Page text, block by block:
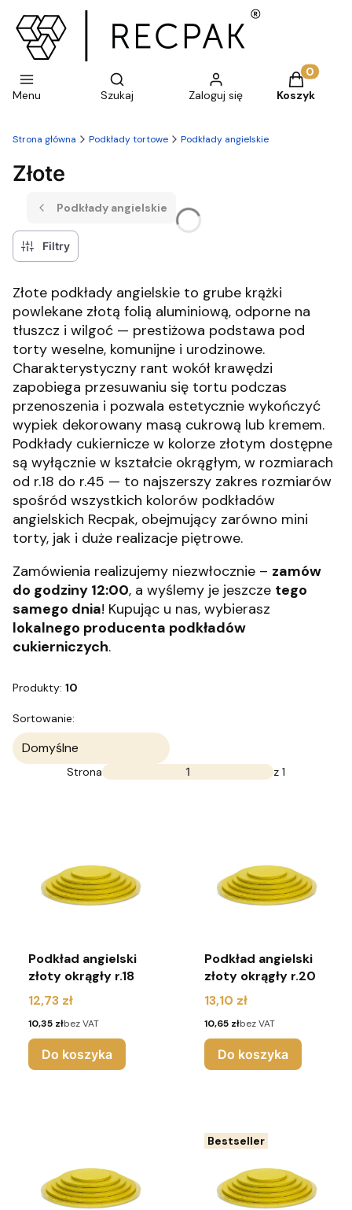
Menu
Otwórz wyszukiwarkę
Szukaj Zaloguj się
Produkty
Koszyk
Strona główna Podkłady tortowe Podkłady angielskie
Złote
Podkłady angielskie
Filtry
Złote podkłady angielskie to grube krążki
powlekane złotą folią aluminiową, odporne na
tłuszcz i wilgoć — prestiżowa podstawa pod
torty weselne, komunijne i urodzinowe.
Charakterystyczny rant wokół krawędzi
zapobiega przesuwaniu się tortu podczas
przenoszenia i pozwala estetycznie wykończyć
wypiek dekorowany masą cukrową lub kremem.
Podkłady cukiernicze w kolorze złotym dostępne
są wyłącznie w kształcie okrągłym, w rozmiarach
od r.18 do r.45 — to najszerszy zakres rozmiarów
spośród wszystkich kolorów podkładów
angielskich Recpak, obejmujący zarówno mini
torty, jak i duże realizacje piętrowe.
Zamówienia realizujemy niezwłocznie – zamów
do godziny 12:00, a wyślemy je jeszcze tego
samego dnia! Kupując u nas, wybierasz
lokalnego producenta podkładów
cukierniczych.
Produkty: 10
Lista produktów
Sortowanie:
Domyślne
Strona z 1
Podkład angielski
złoty okrągły r.18
Cena
12,73 zł
Cena
10,35 złbez VAT
Do koszyka
Podkład angielski
złoty okrągły r.20
Cena
13,10 zł
Cena
10,65 złbez VAT
Do koszyka
Bestseller